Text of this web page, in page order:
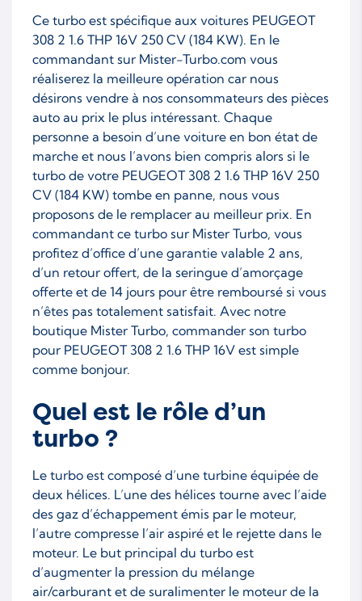
Ce turbo est spécifique aux voitures PEUGEOT
308 2 1.6 THP 16V 250 CV (184 KW). En le
commandant sur Mister-Turbo.com vous
réaliserez la meilleure opération car nous
désirons vendre à nos consommateurs des pièces
auto au prix le plus intéressant. Chaque
personne a besoin d’une voiture en bon état de
marche et nous l’avons bien compris alors si le
turbo de votre PEUGEOT 308 2 1.6 THP 16V 250
CV (184 KW) tombe en panne, nous vous
proposons de le remplacer au meilleur prix. En
commandant ce turbo sur Mister Turbo, vous
profitez d’office d’une garantie valable 2 ans,
d’un retour offert, de la seringue d’amorçage
offerte et de 14 jours pour être remboursé si vous
n’êtes pas totalement satisfait. Avec notre
boutique Mister Turbo, commander son turbo
pour PEUGEOT 308 2 1.6 THP 16V est simple
comme bonjour.
Quel est le rôle d’un
turbo ?
Le turbo est composé d’une turbine équipée de
deux hélices. L’une des hélices tourne avec l’aide
des gaz d’échappement émis par le moteur,
l’autre compresse l’air aspiré et le rejette dans le
moteur. Le but principal du turbo est
d’augmenter la pression du mélange
air/carburant et de suralimenter le moteur de la